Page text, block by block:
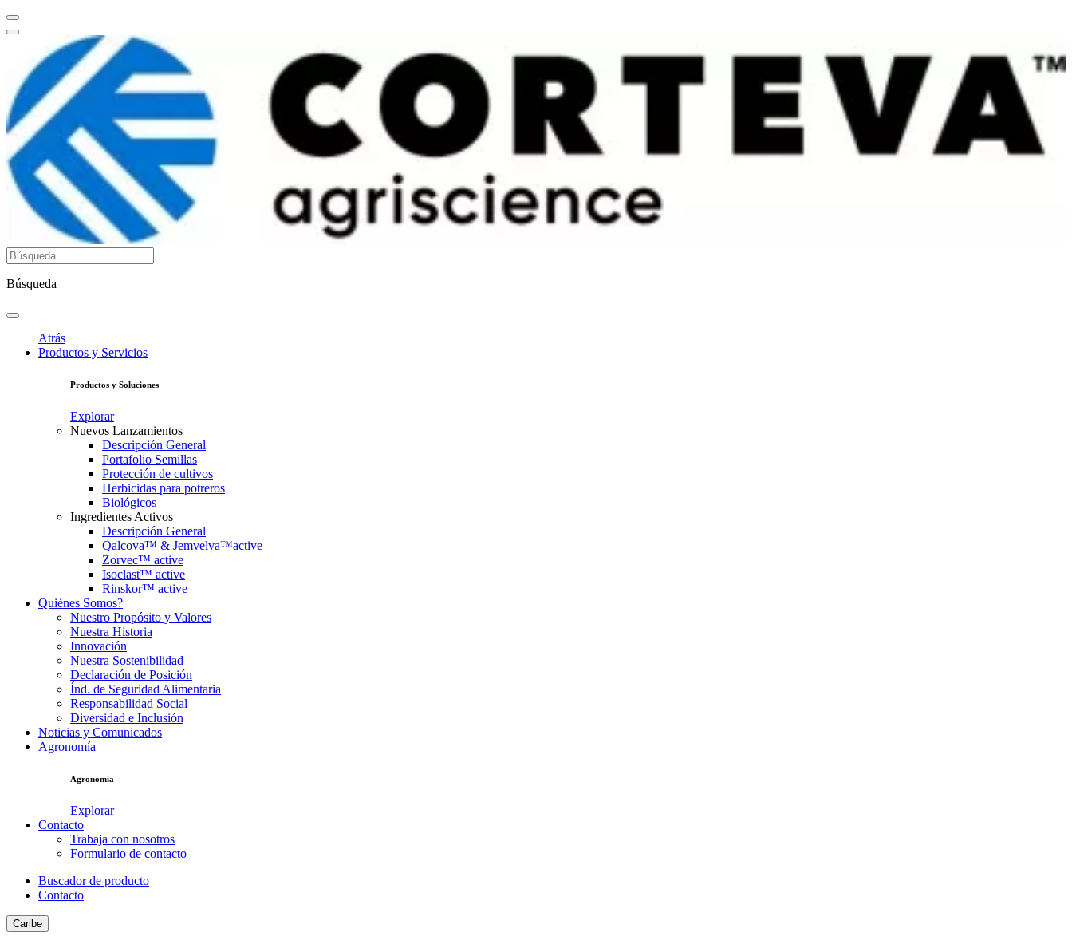
Búsqueda
Atrás
Productos y Servicios
Productos y Soluciones
Explorar
Nuevos Lanzamientos
Descripción General
Portafolio Semillas
Protección de cultivos
Herbicidas para potreros
Biológicos
Ingredientes Activos
Descripción General
Qalcova™ & Jemvelva™active
Zorvec™ active
Isoclast™ active
Rinskor™ active
Quiénes Somos?
Nuestro Propósito y Valores
Nuestra Historia
Innovación
Nuestra Sostenibilidad
Declaración de Posición
Índ. de Seguridad Alimentaria
Responsabilidad Social
Diversidad e Inclusión
Noticias y Comunicados
Agronomía
Agronomía
Explorar
Contacto
Trabaja con nosotros
Formulario de contacto
Buscador de producto
Contacto
Caribe